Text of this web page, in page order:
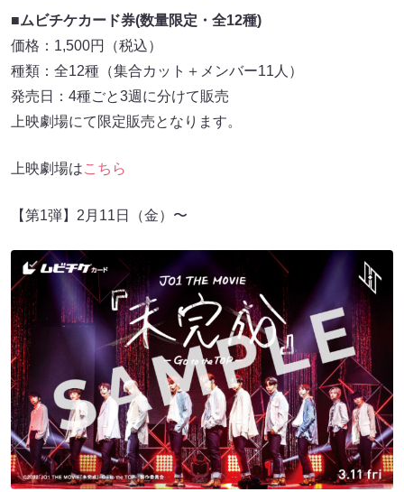
■ムビチケカード券(数量限定・全12種)
価格：1,500円（税込）
種類：全12種（集合カット＋メンバー11人）
発売日：4種ごと3週に分けて販売
上映劇場にて限定販売となります。
上映劇場はこちら
【第1弾】2月11日（金）〜